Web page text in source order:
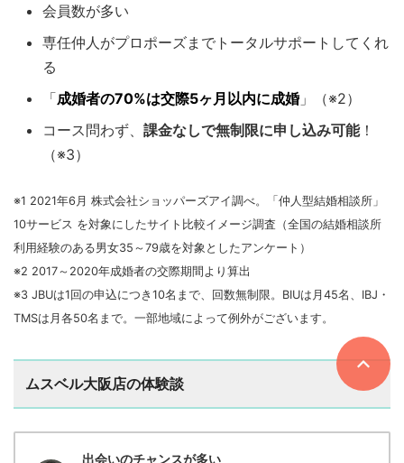
会員数が多い
専任仲人がプロポーズまでトータルサポートしてくれ
る
「成婚者の70%は交際5ヶ月以内に成婚 」（※2）
コース問わず、 課金なしで無制限に申し込み可能！
（※3）
※1 2021年6 月 株式会社ショッパーズアイ調べ。「仲人型結婚相談所」
10サービス を対象にしたサイト比較イメージ調査（全国の結婚相談所
利用経験のある男女35 ～ 79歳を対象としたアンケート）
※2 2017～ 2020年成婚者の交際期間より算出
※3 JBUは1回の申込につき 10名まで、回数無制限。 BIUは月 45名、 IBJ ・
TMSは月各50名まで。一部地域によって例外がございます。
ムスベル大阪店の体験談
出会いのチャンスが多い